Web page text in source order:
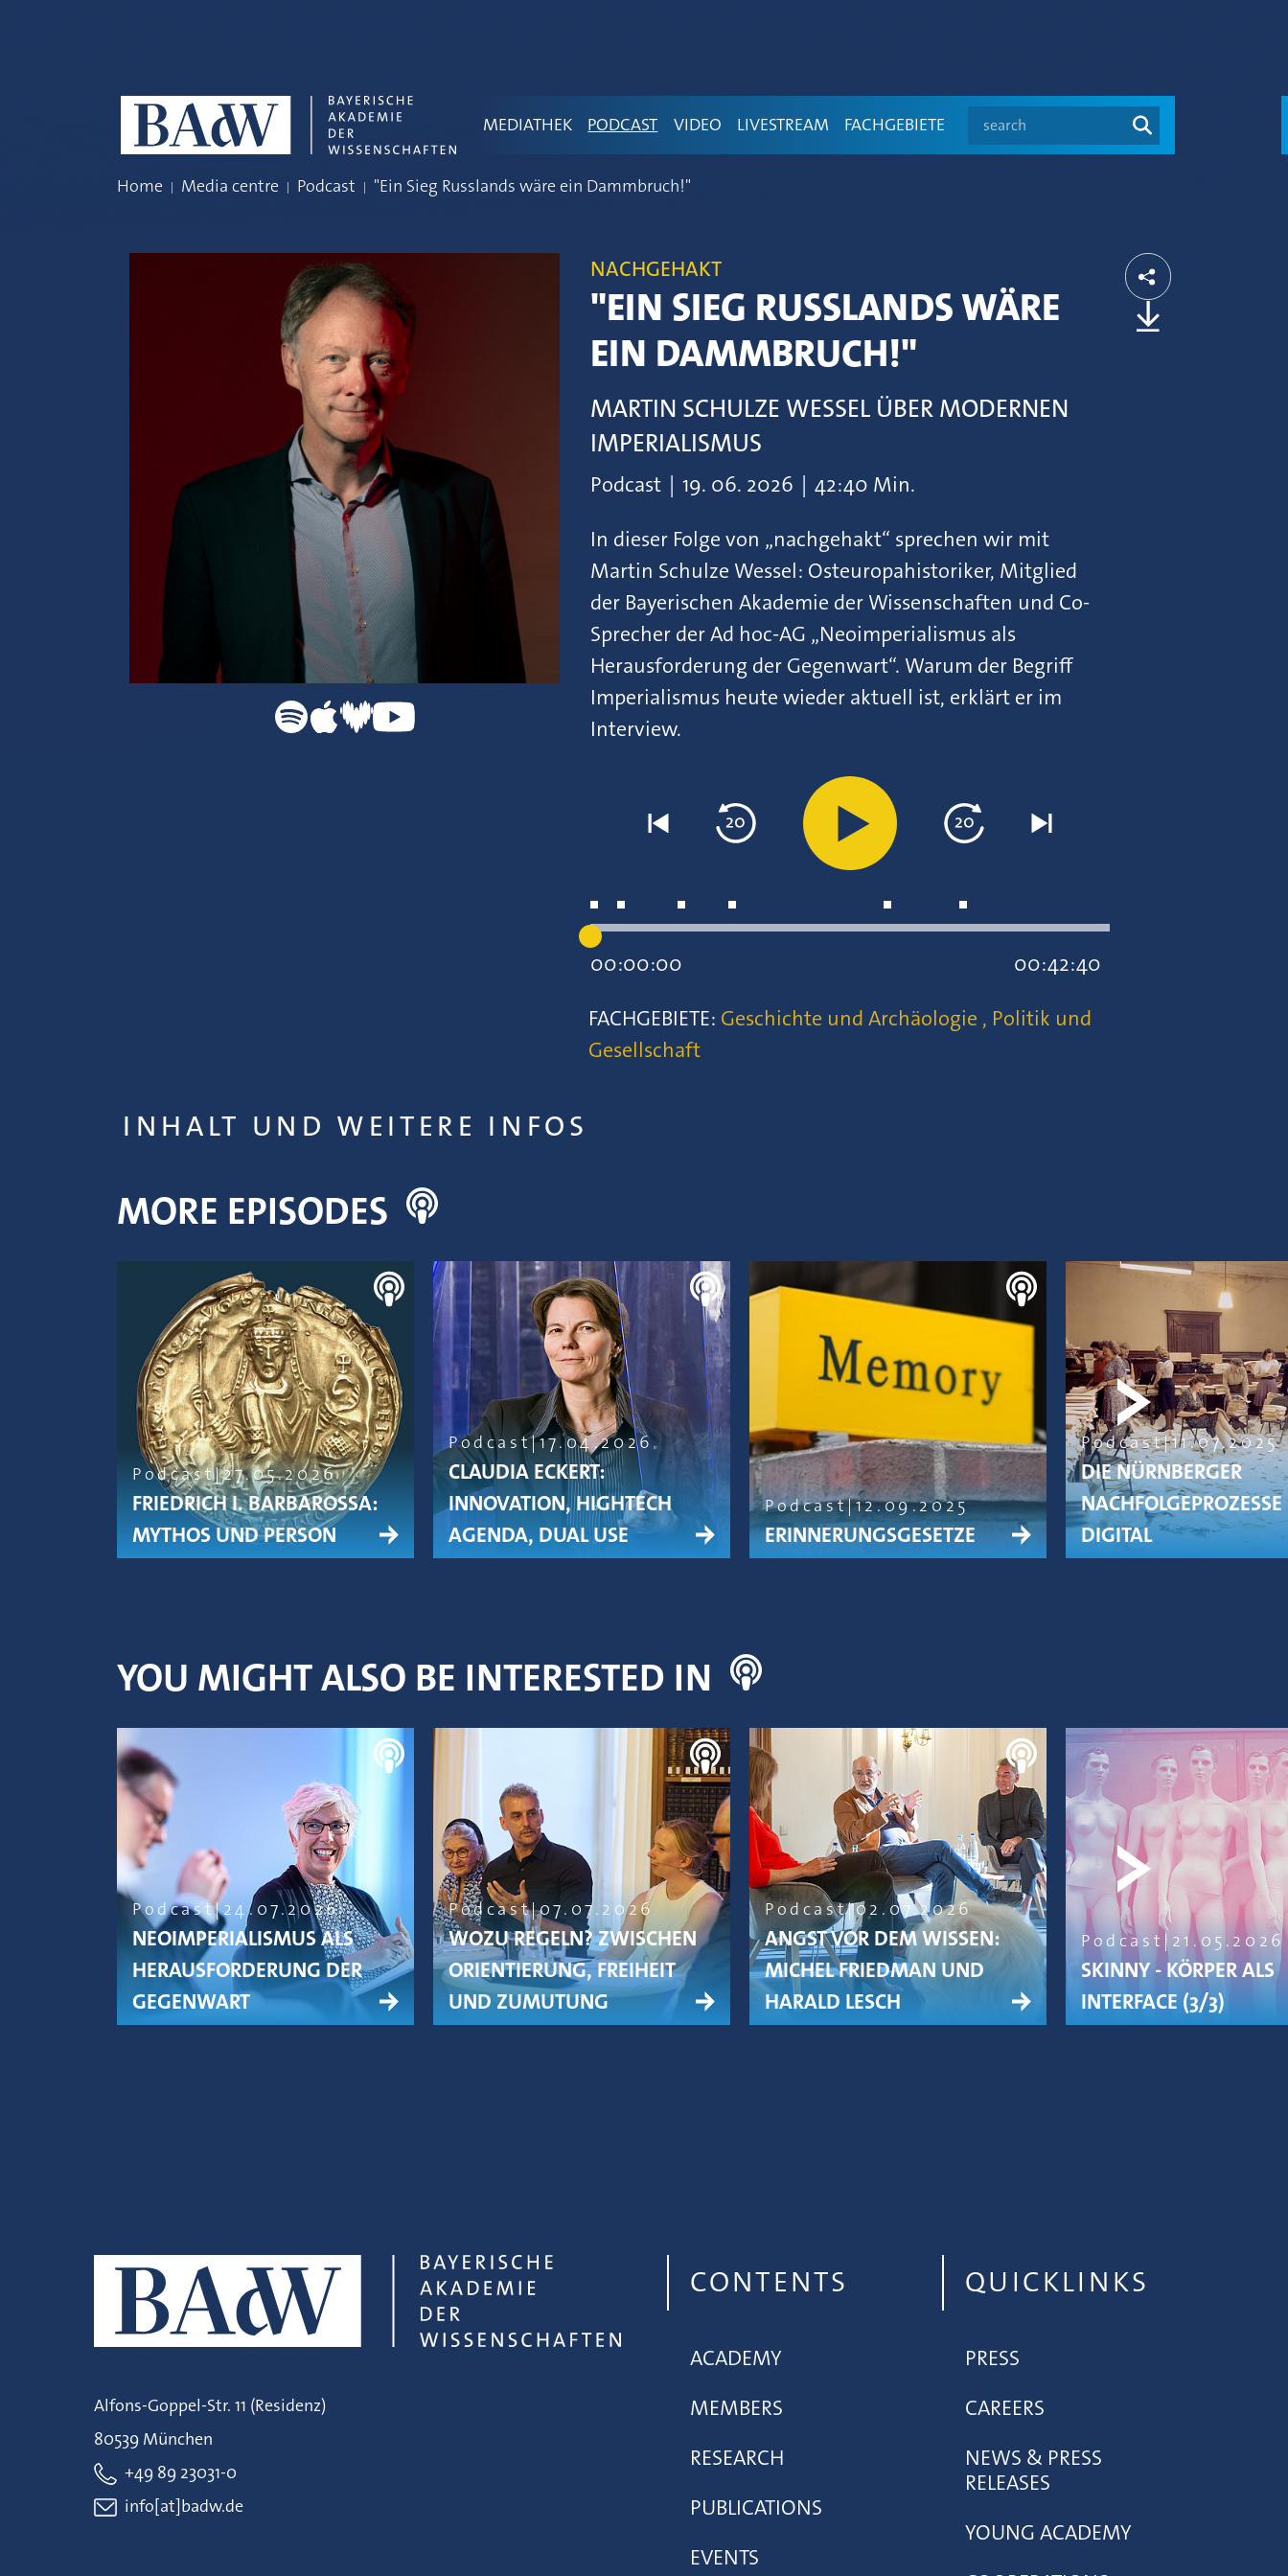
MEDIATHEK PODCAST VIDEO LIVESTREAM FACHGEBIETE search
Home Media centre Podcast "Ein Sieg Russlands wäre ein Dammbruch!"
NACHGEHAKT
"EIN SIEG RUSSLANDS WÄRE
EIN DAMMBRUCH!"
MARTIN SCHULZE WESSEL ÜBER MODERNEN
IMPERIALISMUS
Podcast | 19. 06. 2026 | 42:40 Min.
In dieser Folge von „nachgehakt“ sprechen wir mit
Martin Schulze Wessel: Osteuropahistoriker, Mitglied
der Bayerischen Akademie der Wissenschaften und Co-
Sprecher der Ad hoc-AG „Neoimperialismus als
Herausforderung der Gegenwart“. Warum der Begriff
Imperialismus heute wieder aktuell ist, erklärt er im
Interview.
00:00:00
00:42:40
FACHGEBIETE: Geschichte und Archäologie , Politik und
Gesellschaft
INHALT UND WEITERE INFOS
MORE EPISODES
Podcast 27.05.2026
FRIEDRICH I. BARBAROSSA:
MYTHOS UND PERSON
Podcast 17.04.2026
CLAUDIA ECKERT:
INNOVATION, HIGHTECH
AGENDA, DUAL USE
Podcast 12.09.2025
ERINNERUNGSGESETZE
Podcast 11.07.2025
DIE NÜRNBERGER
NACHFOLGEPROZESSE
DIGITAL
YOU MIGHT ALSO BE INTERESTED IN
Podcast 24.07.2026
NEOIMPERIALISMUS ALS
HERAUSFORDERUNG DER
GEGENWART
Podcast 07.07.2026
WOZU REGELN? ZWISCHEN
ORIENTIERUNG, FREIHEIT
UND ZUMUTUNG
Podcast 02.07.2026
ANGST VOR DEM WISSEN:
MICHEL FRIEDMAN UND
HARALD LESCH
Podcast 21.05.2026
SKINNY - KÖRPER ALS
INTERFACE (3/3)
Alfons-Goppel-Str. 11 (Residenz)
80539 München
+49 89 23031-0
info[at]badw.de
CONTENTS
ACADEMY
MEMBERS
RESEARCH
PUBLICATIONS
EVENTS
QUICKLINKS
PRESS
CAREERS
NEWS & PRESS
RELEASES
YOUNG ACADEMY